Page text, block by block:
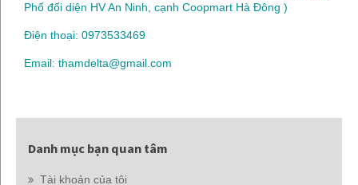
Phố đối diện HV An Ninh, cạnh Coopmart Hà Đông )
Điện thoại: 0973533469
Email: thamdelta@gmail.com
Danh mục bạn quan tâm
Tài khoản của tôi